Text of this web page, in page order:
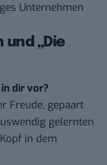
Unternehmen
und „Die
dir vor?
Freude, gepaart
gelernten
in dem